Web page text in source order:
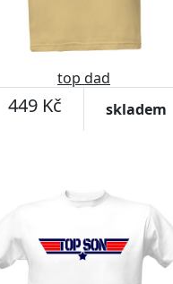
top dad
449 Kč skladem